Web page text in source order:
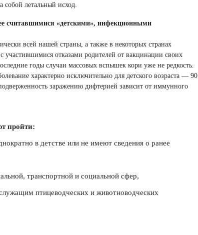
летальный исход.
считавшимися «детскими», инфекционными
всей нашей страны, а также в некоторых странах
отказами родителей от вакцинации своих
годы случаи массовых вспышек кори уже не редкость.
характерно исключительно для детского возраста — 90
заражению дифтерией зависит от иммунного
пройти:
в детстве или не имеют сведения о ранее
транспортной и социальной сфер,
птицеводческих и животноводческих